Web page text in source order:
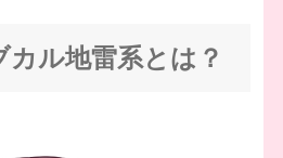
カル地雷系とは？